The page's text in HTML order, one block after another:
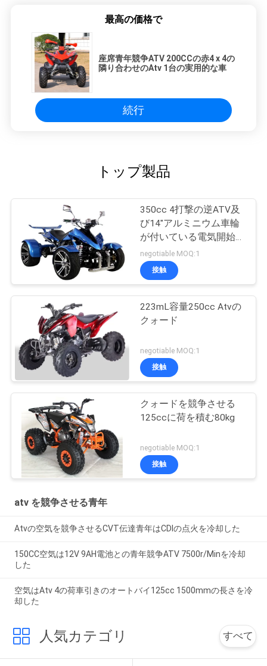
最高の価格で
座席青年競争ATV 200CCの赤4 x 4の
隣り合わせのAtv 1台の実用的な車
続行
トップ製品
350cc 4打撃の逆ATV及
び14"アルミニウム車輪
が付いている電気開始マ
ニュアル
negotiable MOQ:1
接触
223mL容量250cc Atvの
クォード
negotiable MOQ:1
接触
クォードを競争させる
125ccに荷を積む80kg
negotiable MOQ:1
接触
atv を競争させる青年
Atvの空気を競争させるCVT伝達青年はCDIの点火を冷却した
150CC空気は12V 9AH電池との青年競争ATV 7500r/Minを冷却
した
空気はAtv 4の荷車引きのオートバイ125cc 1500mmの長さを冷
却した
人気カテゴリ すべて